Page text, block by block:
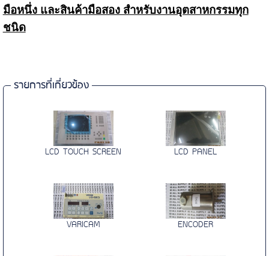
มือหนึ่ง และสินค้ามือสอง สำหรับงานอุตสาหกรรมทุก
ชนิด
รายการที่เกี่ยวข้อง
LCD TOUCH SCREEN LCD PANEL
VARICAM ENCODER